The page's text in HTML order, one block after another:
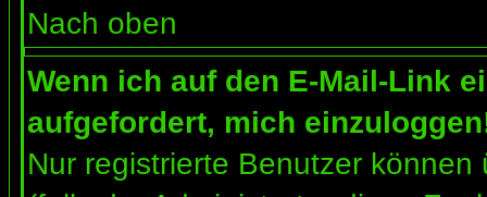
Nach oben
Wenn ich auf den E-Mail-Link
aufgefordert, mich
Nur registrierte Benutzer